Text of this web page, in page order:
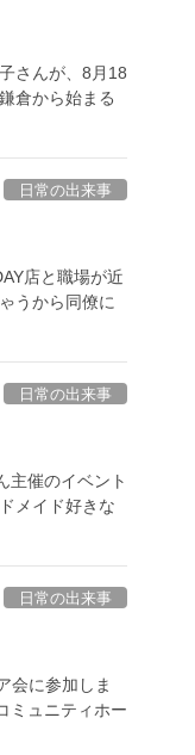
さんが、8月18
倉から始まる
日常の出来事
店と職場が近
うから同僚に
日常の出来事
主催のイベント
メイド好きな
日常の出来事
会に参加しま
ミュニティホー